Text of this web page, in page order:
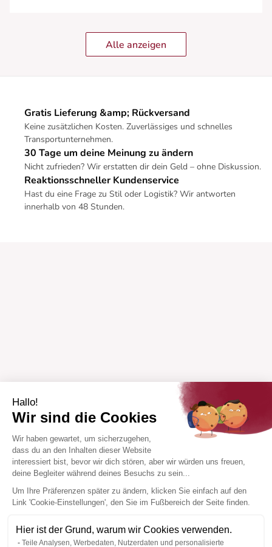
Hallo!
Wir sind die Cookies
Wir haben gewartet, um sicherzugehen,
dass du an den Inhalten dieser Website
interessiert bist, bevor wir dich stören, aber wir würden uns freuen,
deine Begleiter während deines Besuchs zu sein...
Um Ihre Präferenzen später zu ändern, klicken Sie einfach auf den
Link 'Cookie-Einstellungen', den Sie im Fußbereich der Seite finden.
Hier ist der Grund, warum wir Cookies verwenden.
Teile Analysen, Werbedaten, Nutzerdaten und personalisierte
Alle anzeigen
Gratis Lieferung &amp; Rückversand
Keine zusätzlichen Kosten. Zuverlässiges und schnelles
Transportunternehmen.
30 Tage um deine Meinung zu ändern
Nicht zufrieden? Wir erstatten dir dein Geld – ohne Diskussion.
Reaktionsschneller Kundenservice
Hast du eine Frage zu Stil oder Logistik? Wir antworten
innerhalb von 48 Stunden.